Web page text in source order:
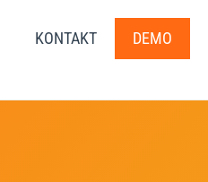
KONTAKT DEMO